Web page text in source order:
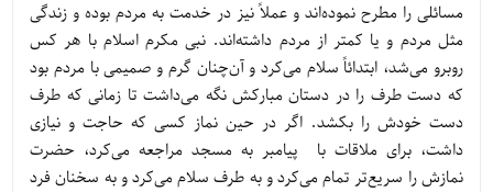
مسائلی را مطرح نموده‌اند و عملاً نیز در خدمت به مردم بوده و زندگی
مثل مردم و یا کمتر از مردم داشته‌اند. نبی مکرم اسلام با هر کس
روبرو می‌شد، ابتدائاً سلام می‌کرد و آن‌چنان گرم و صمیمی با مردم بود
که دست طرف را در دستان مبارکش نگه می‌داشت تا زمانی که طرف
دست خودش را بکشد. اگر در حین نماز کسی که حاجت و نیازی
داشت، برای ملاقات با پیامبر به مسجد مراجعه می‌کرد، حضرت
نمازش را سریع‌تر تمام می‌کرد و به طرف سلام می‌کرد و به سخنان فرد